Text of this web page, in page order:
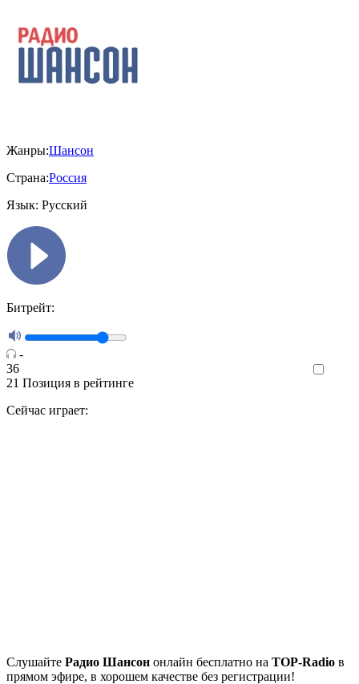
Жанры:Шансон
Страна:Россия
Язык: Русский
Битрейт:
-
36
21 Позиция в рейтинге
Сейчас играет:
Cлушайте Радио Шансон онлайн бесплатно на TOP-Radio в
прямом эфире, в хорошем качестве без регистрации!